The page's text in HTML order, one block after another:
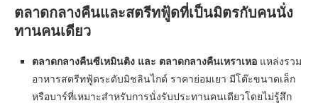
ตลาดกลางคืนและสตรีทฟู้ดที่เป็นมิตรกับคนนั่ง
ทานคนเดียว
ตลาดกลางคืนซีเหมินติง และ ตลาดกลางคืนเหราเหอ แหล่งรวม
อาหารสตรีทฟู้ดระดับมิชลินไกด์ ราคาย่อมเยา มีโต๊ะขนาดเล็ก
หรือบาร์ที่เหมาะสำหรับการนั่งรับประทานคนเดียวโดยไม่รู้สึก